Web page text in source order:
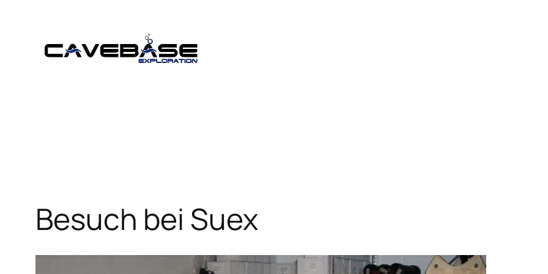
springen
Besuch bei Suex